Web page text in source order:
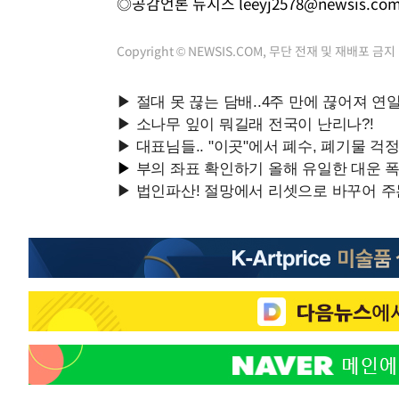
Copyright © NEWSIS.COM, 무단 전재 및 재배포 금지